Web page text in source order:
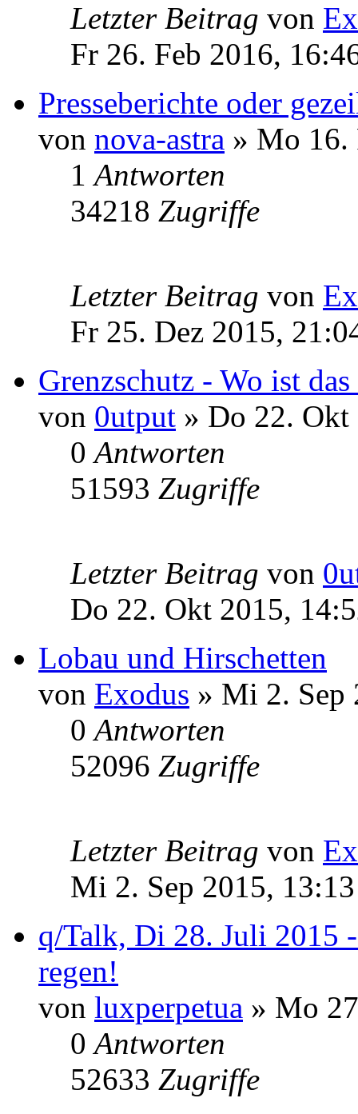
Letzter Beitrag von
Fr 26. Feb 2016,
Presseberichte oder
von nova-astra » Mo 16.
1Antworten
34218 Zugriffe
Letzter Beitrag von
Fr 25. Dez 2015,
Grenzschutz - Wo ist das
von 0utput » Do 22.
0Antworten
51593 Zugriffe
Letzter Beitrag von
Do 22. Okt 2015,
Lobau und Hirschetten
von Exodus » Mi 2. Sep
0Antworten
52096 Zugriffe
Letzter Beitrag von
Mi 2. Sep 2015, 13:13
q/Talk, Di 28. Juli 2015
regen!
von luxperpetua » Mo
0Antworten
52633 Zugriffe